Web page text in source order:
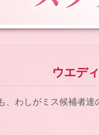
ウエデ
、わしがミス候補者